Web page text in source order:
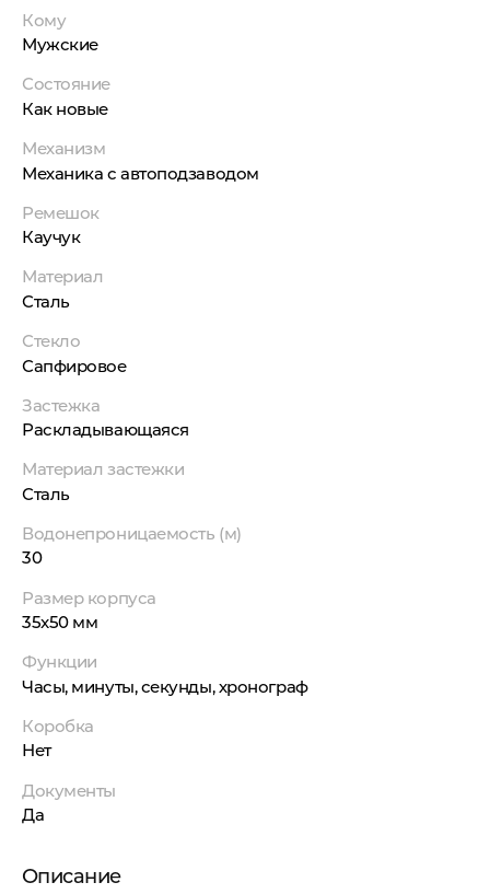
Кому
Мужские
Состояние
Как новые
Механизм
Механика с автоподзаводом
Ремешок
Каучук
Материал
Сталь
Стекло
Сапфировое
Застежка
Раскладывающаяся
Материал застежки
Сталь
Водонепроницаемость (м)
30
Размер корпуса
35x50 мм
Функции
Часы, минуты, секунды, хронограф
Коробка
Нет
Документы
Да
Описание